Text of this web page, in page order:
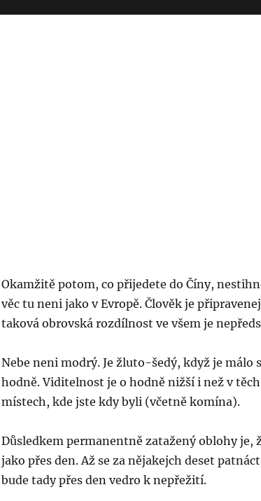
Okamžitě potom, co přijedete do Číny,
věc tu neni jako v Evropě. Člověk je
taková obrovská rozdílnost ve všem je
Nebe neni modrý. Je žluto-šedý, když je málo
hodně. Viditelnost je o hodně nižší i než v
místech, kde jste kdy byli (včetně komína).
Důsledkem permanentně zatažený oblohy je,
jako přes den. Až se za nějakejch deset
bude tady přes den vedro k nepřežití.